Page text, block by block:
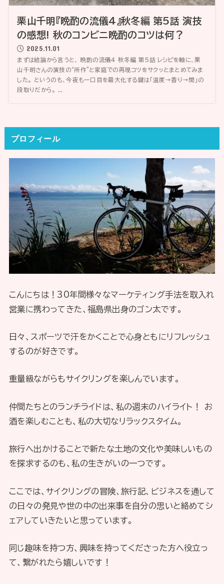
栗山千明『晩酌の流儀4』秋冬編 第5話 演技
の感想! 秋のコンビニ晩酌のコツは何？
2025.11.01
まずは結論から言うと、 晩酌の流儀4 秋冬編 第5話 レシピを軸に、栗
山千明さんの演技の“所作”と家庭での再現コツをサクッとまとめてみま
した。 というのも、今夜も一口目を最大化する鍵は「温度→香り→間」の
段取りだから。 ...
プロフィール
こんにちは！30年間様々なマーケティング手法を取入れ
営業に携わってきた、福島県出身のゴン太です。
日々、スポーツで汗をかくことで心身ともにリフレッシュ
するのが好きです。
重量級ながらもサイクリングを楽しんでいます。
仲間たちとのランチライドは、私の週末のハイライト！ お
酒を楽しむことも、私の大切なリラックスタイム。
旅行へ出かけることで新たな土地の文化や美味しいもの
を探求するのも、私の生きがいの一つです。
ここでは、サイクリングの冒険、旅行記、ビジネスを通して
の日々の発見や世の中の出来事を自分の思いと絡めてシ
ェアしていきたいと思っています。
同じ趣味を持つ方、興味を持ってくださった方へ役立っ
て、繋がれたら嬉しいです！